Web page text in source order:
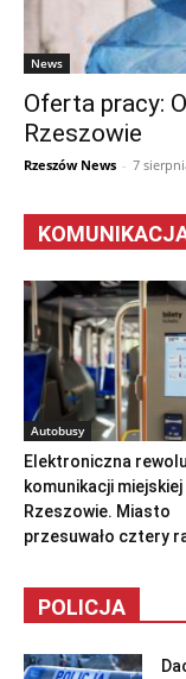
News
Oferta pracy:
Rzeszowie
Rzeszów News - 7
Autobusy
Elektroniczna
komunikacji miejskiej
Rzeszowie. Miasto
przesuwało cztery
POLICJA